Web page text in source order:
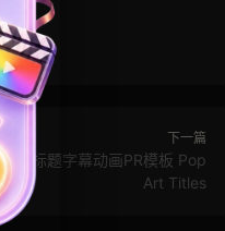
下一篇
意标题字幕动画PR模板 Pop
Art Titles